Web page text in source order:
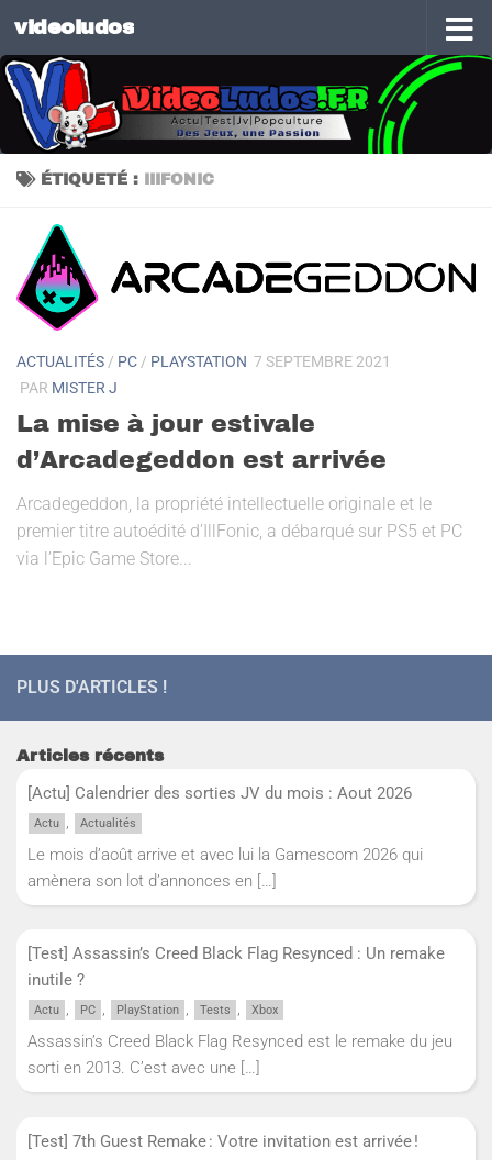
Skip to content
videoludos
ÉTIQUETÉ : IIIFONIC
ACTUALITÉS / PC / PLAYSTATION 7 SEPTEMBRE 2021
PAR MISTER J
La mise à jour estivale
d’Arcadegeddon est arrivée
Arcadegeddon, la propriété intellectuelle originale et le
premier titre autoédité d’IllFonic, a débarqué sur PS5 et PC
via l’Epic Game Store...
PLUS D'ARTICLES !
Articles récents
[Actu] Calendrier des sorties JV du mois : Aout 2026
Actu Actualités
Le mois d’août arrive et avec lui la Gamescom 2026 qui
amènera son lot d’annonces en […]
[Test] Assassin’s Creed Black Flag Resynced : Un remake
inutile ?
Actu , PC , PlayStation , Tests , Xbox
Assassin’s Creed Black Flag Resynced est le remake du jeu
sorti en 2013. C’est avec une […]
[Test] 7th Guest Remake : Votre invitation est arrivée !